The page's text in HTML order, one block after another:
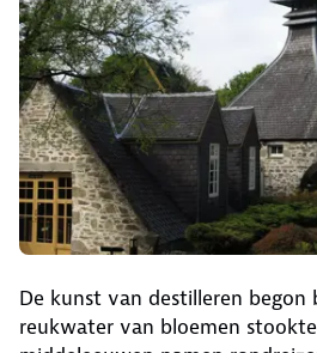
De kunst van destilleren begon
reukwater van bloemen